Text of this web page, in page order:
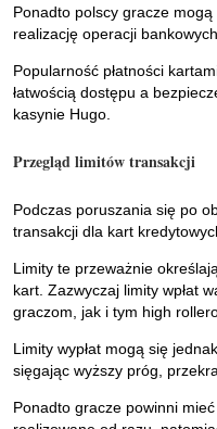
Ponadto polscy gracze
realizację operacji
Popularność płatności
łatwością dostępu a
kasynie Hugo.
Przegląd limitów transakcji
Podczas poruszania się po
transakcji dla kart
Limity te przeważnie
kart. Zazwyczaj limity wpłat
graczom, jak i tym high
Limity wypłat mogą się
sięgając wyższy próg,
Ponadto gracze powinni